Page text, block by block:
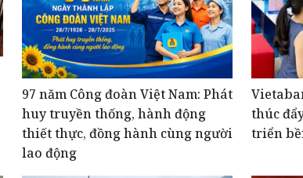
​97 năm Công đoàn Việt Nam: Phát
huy truyền thống, hành động
thiết thực, đồng hành cùng người
lao động
thúc
triển